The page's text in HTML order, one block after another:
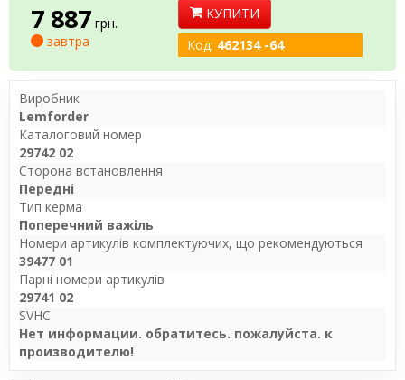
7 887 грн.
завтра
КУПИТИ
Код: 462134 -64
Виробник
Lemforder
Каталоговий номер
29742 02
Сторона встановлення
Передні
Тип керма
Поперечний важіль
Номери артикулів комплектуючих, що рекомендуються
39477 01
Парні номери артикулів
29741 02
SVHC
Нет информации. обратитесь. пожалуйста. к
производителю!